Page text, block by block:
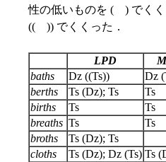
性の低いものを ( ) でく
(( )) でくくった．
LPD
baths
Dz ((Ts))
Dz
berths
Ts (Dz); Ts Ts
births
Ts Ts
breaths Ts
Ts
broths
Ts (Dz); Ts
cloths
Ts (Dz); Dz (Ts) Ts